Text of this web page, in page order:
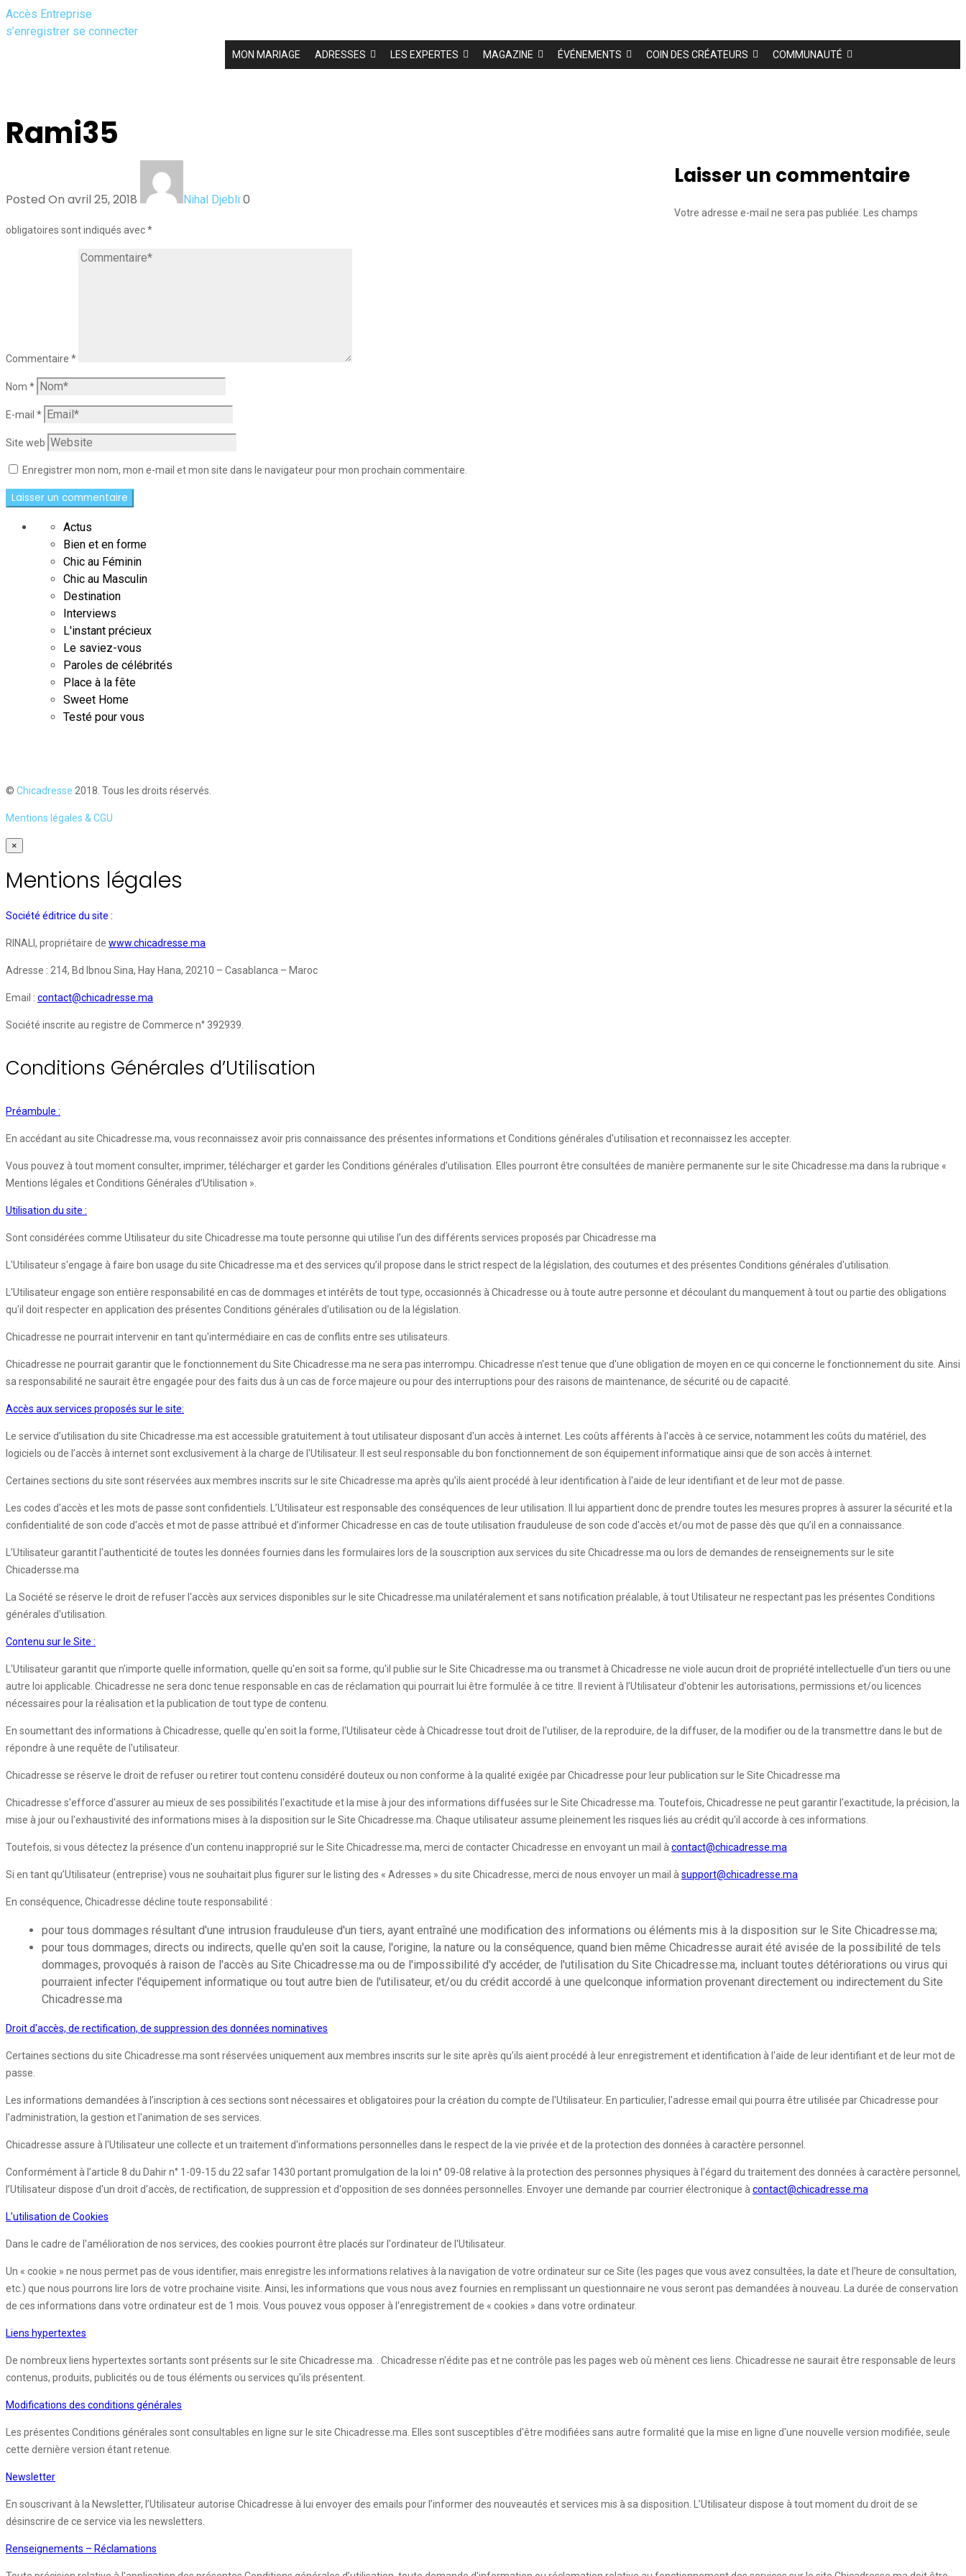
Accès Entreprise
s’enregistrer se connecter
MON MARIAGE ADRESSES LES EXPERTES MAGAZINE ÉVÉNEMENTS COIN DES CRÉATEURS COMMUNAUTÉ
Rami35
Posted On avril 25, 2018 Nihal Djebli 0
Laisser un commentaire
Votre adresse e-mail ne sera pas publiée.
Les champs
obligatoires sont indiqués avec*
Commentaire *
Nom *
E-mail *
Site web
Enregistrer mon nom, mon e-mail et mon site dans le navigateur pour mon prochain commentaire.
Actus
Bien et en forme
Chic au Féminin
Chic au Masculin
Destination
Interviews
L'instant précieux
Le saviez-vous
Paroles de célébrités
Place à la fête
Sweet Home
Testé pour vous
© Chicadresse 2018. Tous les droits réservés.
Mentions légales & CGU
×
Mentions légales
Société éditrice du site :
RINALI, propriétaire de www.chicadresse.ma
Adresse : 214, Bd Ibnou Sina, Hay Hana, 20210 – Casablanca – Maroc
Email : contact@chicadresse.ma
Société inscrite au registre de Commerce n° 392939.
Conditions Générales d’Utilisation
Préambule :
En accédant au site Chicadresse.ma, vous reconnaissez avoir pris connaissance des présentes informations et Conditions générales d'utilisation et reconnaissez les accepter.
Vous pouvez à tout moment consulter, imprimer, télécharger et garder les Conditions générales d'utilisation. Elles pourront être consultées de manière permanente sur le site Chicadresse.ma dans la rubrique «
Mentions légales et Conditions Générales d’Utilisation ».
Utilisation du site :
Sont considérées comme Utilisateur du site Chicadresse.ma toute personne qui utilise l’un des différents services proposés par Chicadresse.ma
L'Utilisateur s'engage à faire bon usage du site Chicadresse.ma et des services qu’il propose dans le strict respect de la législation, des coutumes et des présentes Conditions générales d'utilisation.
L'Utilisateur engage son entière responsabilité en cas de dommages et intérêts de tout type, occasionnés à Chicadresse ou à toute autre personne et découlant du manquement à tout ou partie des obligations
qu'il doit respecter en application des présentes Conditions générales d'utilisation ou de la législation.
Chicadresse ne pourrait intervenir en tant qu'intermédiaire en cas de conflits entre ses utilisateurs.
Chicadresse ne pourrait garantir que le fonctionnement du Site Chicadresse.ma ne sera pas interrompu. Chicadresse n'est tenue que d'une obligation de moyen en ce qui concerne le fonctionnement du site. Ainsi
sa responsabilité ne saurait être engagée pour des faits dus à un cas de force majeure ou pour des interruptions pour des raisons de maintenance, de sécurité ou de capacité.
Accès aux services proposés sur le site:
Le service d’utilisation du site Chicadresse.ma est accessible gratuitement à tout utilisateur disposant d'un accès à internet. Les coûts afférents à l'accès à ce service, notamment les coûts du matériel, des
logiciels ou de l’accès à internet sont exclusivement à la charge de l'Utilisateur. Il est seul responsable du bon fonctionnement de son équipement informatique ainsi que de son accès à internet.
Certaines sections du site sont réservées aux membres inscrits sur le site Chicadresse.ma après qu’ils aient procédé à leur identification à l'aide de leur identifiant et de leur mot de passe.
Les codes d'accès et les mots de passe sont confidentiels. L’Utilisateur est responsable des conséquences de leur utilisation. Il lui appartient donc de prendre toutes les mesures propres à assurer la sécurité et la
confidentialité de son code d'accès et mot de passe attribué et d’informer Chicadresse en cas de toute utilisation frauduleuse de son code d'accès et/ou mot de passe dès que qu’il en a connaissance.
L’Utilisateur garantit l'authenticité de toutes les données fournies dans les formulaires lors de la souscription aux services du site Chicadresse.ma ou lors de demandes de renseignements sur le site
Chicadersse.ma
La Société se réserve le droit de refuser l'accès aux services disponibles sur le site Chicadresse.ma unilatéralement et sans notification préalable, à tout Utilisateur ne respectant pas les présentes Conditions
générales d'utilisation.
Contenu sur le Site :
L'Utilisateur garantit que n'importe quelle information, quelle qu'en soit sa forme, qu'il publie sur le Site Chicadresse.ma ou transmet à Chicadresse ne viole aucun droit de propriété intellectuelle d'un tiers ou une
autre loi applicable. Chicadresse ne sera donc tenue responsable en cas de réclamation qui pourrait lui être formulée à ce titre. Il revient à l’Utilisateur d'obtenir les autorisations, permissions et/ou licences
nécessaires pour la réalisation et la publication de tout type de contenu.
En soumettant des informations à Chicadresse, quelle qu'en soit la forme, l'Utilisateur cède à Chicadresse tout droit de l'utiliser, de la reproduire, de la diffuser, de la modifier ou de la transmettre dans le but de
répondre à une requête de l'utilisateur.
Chicadresse se réserve le droit de refuser ou retirer tout contenu considéré douteux ou non conforme à la qualité exigée par Chicadresse pour leur publication sur le Site Chicadresse.ma
Chicadresse s'efforce d'assurer au mieux de ses possibilités l'exactitude et la mise à jour des informations diffusées sur le Site Chicadresse.ma. Toutefois, Chicadresse ne peut garantir l'exactitude, la précision, la
mise à jour ou l'exhaustivité des informations mises à la disposition sur le Site Chicadresse.ma. Chaque utilisateur assume pleinement les risques liés au crédit qu'il accorde à ces informations.
Toutefois, si vous détectez la présence d'un contenu inapproprié sur le Site Chicadresse.ma, merci de contacter Chicadresse en envoyant un mail à contact@chicadresse.ma
Si en tant qu’Utilisateur (entreprise) vous ne souhaitait plus figurer sur le listing des « Adresses » du site Chicadresse, merci de nous envoyer un mail à support@chicadresse.ma
En conséquence, Chicadresse décline toute responsabilité :
pour tous dommages résultant d'une intrusion frauduleuse d'un tiers, ayant entraîné une modification des informations ou éléments mis à la disposition sur le Site Chicadresse.ma;
pour tous dommages, directs ou indirects, quelle qu'en soit la cause, l'origine, la nature ou la conséquence, quand bien même Chicadresse aurait été avisée de la possibilité de tels
dommages, provoqués à raison de l'accès au Site Chicadresse.ma ou de l'impossibilité d'y accéder, de l'utilisation du Site Chicadresse.ma, incluant toutes détériorations ou virus qui
pourraient infecter l'équipement informatique ou tout autre bien de l'utilisateur, et/ou du crédit accordé à une quelconque information provenant directement ou indirectement du Site
Chicadresse.ma
Droit d'accès, de rectification, de suppression des données nominatives
Certaines sections du site Chicadresse.ma sont réservées uniquement aux membres inscrits sur le site après qu’ils aient procédé à leur enregistrement et identification à l'aide de leur identifiant et de leur mot de
passe.
Les informations demandées à l’inscription à ces sections sont nécessaires et obligatoires pour la création du compte de l'Utilisateur. En particulier, l'adresse email qui pourra être utilisée par Chicadresse pour
l'administration, la gestion et l'animation de ses services.
Chicadresse assure à l'Utilisateur une collecte et un traitement d'informations personnelles dans le respect de la vie privée et de la protection des données à caractère personnel.
Conformément à l’article 8 du Dahir n° 1-09-15 du 22 safar 1430 portant promulgation de la loi n° 09-08 relative à la protection des personnes physiques à l'égard du traitement des données à caractère personnel,
l’Utilisateur dispose d'un droit d'accès, de rectification, de suppression et d'opposition de ses données personnelles. Envoyer une demande par courrier électronique à contact@chicadresse.ma
L’utilisation de Cookies
Dans le cadre de l'amélioration de nos services, des cookies pourront être placés sur l'ordinateur de l'Utilisateur.
Un « cookie » ne nous permet pas de vous identifier, mais enregistre les informations relatives à la navigation de votre ordinateur sur ce Site (les pages que vous avez consultées, la date et l'heure de consultation,
etc.) que nous pourrons lire lors de votre prochaine visite. Ainsi, les informations que vous nous avez fournies en remplissant un questionnaire ne vous seront pas demandées à nouveau. La durée de conservation
de ces informations dans votre ordinateur est de 1 mois. Vous pouvez vous opposer à l'enregistrement de « cookies » dans votre ordinateur.
Liens hypertextes
De nombreux liens hypertextes sortants sont présents sur le site Chicadresse.ma. . Chicadresse n'édite pas et ne contrôle pas les pages web où mènent ces liens. Chicadresse ne saurait être responsable de leurs
contenus, produits, publicités ou de tous éléments ou services qu'ils présentent.
Modifications des conditions générales
Les présentes Conditions générales sont consultables en ligne sur le site Chicadresse.ma. Elles sont susceptibles d'être modifiées sans autre formalité que la mise en ligne d'une nouvelle version modifiée, seule
cette dernière version étant retenue.
Newsletter
En souscrivant à la Newsletter, l’Utilisateur autorise Chicadresse à lui envoyer des emails pour l’informer des nouveautés et services mis à sa disposition. L’Utilisateur dispose à tout moment du droit de se
désinscrire de ce service via les newsletters.
Renseignements – Réclamations